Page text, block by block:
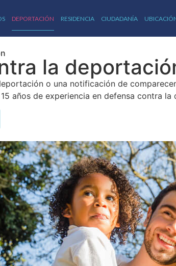
DEPORTACIÓN RESIDENCIA CIUDADANÍA
la
o una notificación de
años de experiencia en defensa contra